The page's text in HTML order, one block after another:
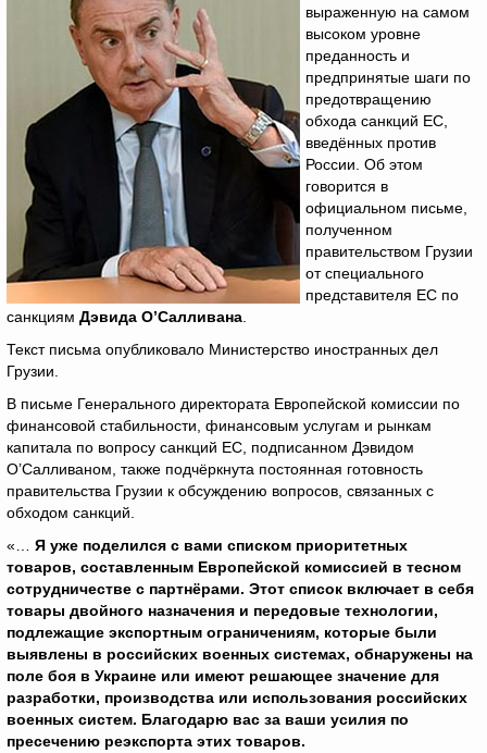
выраженную на самом
высоком уровне
преданность и
предпринятые шаги по
предотвращению
обхода санкций ЕС,
введённых против
России. Об этом
говорится в
официальном письме,
полученном
правительством Грузии
от специального
представителя ЕС по
санкциям Дэвида О’Салливана
Текст письма опубликовало Министерство иностранных дел
Грузии.
В письме Генерального директората Европейской комиссии по
финансовой стабильности, финансовым услугам и рынкам
капитала по вопросу санкций ЕС, подписанном Дэвидом
О’Салливаном, также подчёркнута постоянная готовность
правительства Грузии к обсуждению вопросов, связанных с
обходом санкций.
«… Я уже поделился с вами списком приоритетных
товаров, составленным Европейской комиссией в тесном
сотрудничестве с партнёрами. Этот список включает в себя
товары двойного назначения и передовые технологии,
подлежащие экспортным ограничениям, которые были
выявлены в российских военных системах, обнаружены на
поле боя в Украине или имеют решающее значение для
разработки, производства или использования российских
военных систем. Благодарю вас за ваши усилия по
пресечению реэкспорта этих товаров.